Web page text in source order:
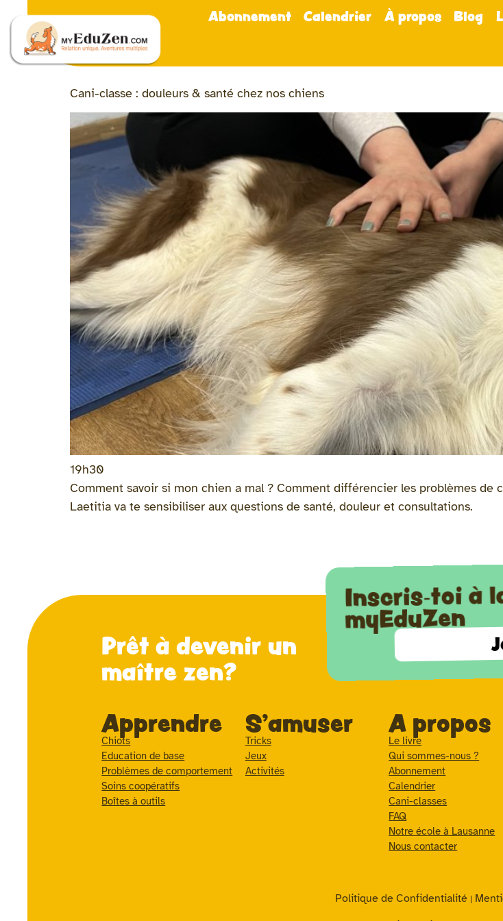
Abonnement Calendrier À propos Blog
Cani-classe : douleurs & santé chez nos chiens
19h30
Comment savoir si mon chien a mal ? Comment différencier les problèmes
Laetitia va te sensibiliser aux questions de santé, douleur et consultations.
Prêt à devenir un
maître zen?
Inscris-toi à
myEduZen
Apprendre
Chiots
Education de base
Problèmes de comportement
Soins coopératifs
Boîtes à outils
S'amuser
Tricks
Jeux
Activités
A propos
Le livre
Qui sommes-nous ?
Abonnement
Calendrier
Cani-classes
FAQ
Notre école à Lausanne
Nous contacter
Politique de Confidentialité|